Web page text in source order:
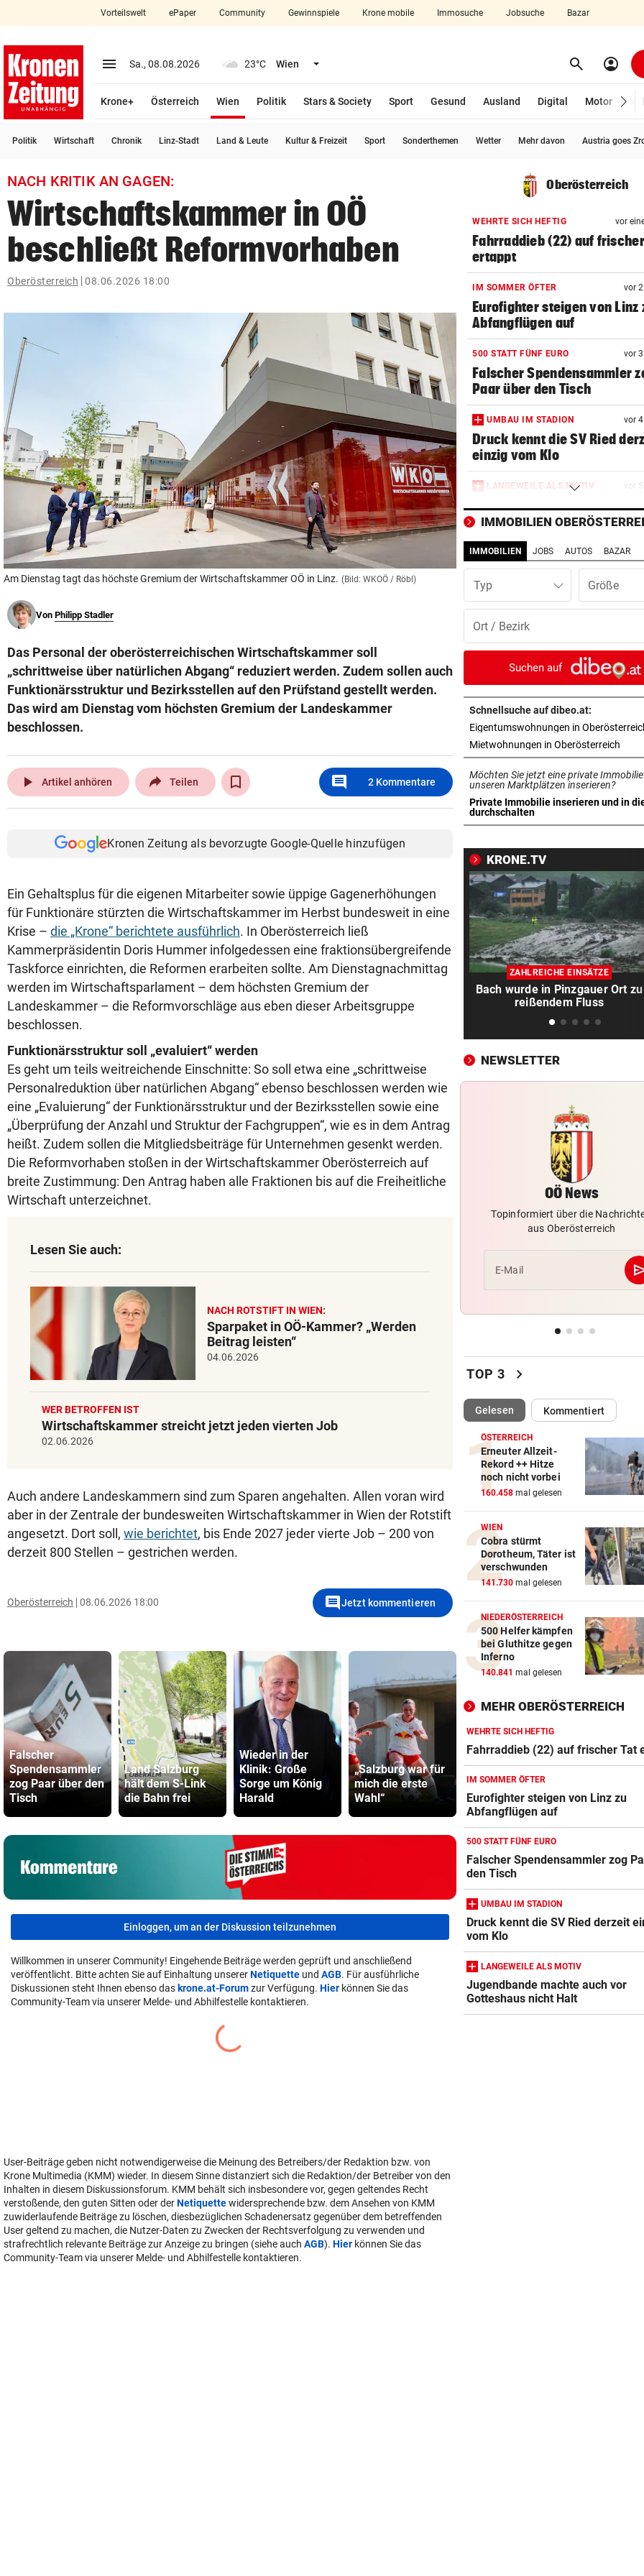
closeSchließen
account_circle Anmelden
arrow_right
bookmark
search
Suchbegriff
eingeben
© Krone Multimedia GmbH & Co KG 2026
Muthgasse 2, 1190 Wien
Vorteilswelt ePaper Community Gewinnspiele Krone mobile Immosuche Jobsuche Bazar
menu Menü aufklappen
Sa., 08.08.2026 23°C Wien Menü aufklappen search Suchen
account_circle
Krone+ Österreich Wien
Politik
Stars & Society Sport Gesund Ausland Digital Motor
Politik Wirtschaft Chronik Linz-Stadt Land & Leute Kultur & Freizeit Sport Sonderthemen Wetter Mehr davon Austria goes
NACH KRITIK AN GAGEN:
Wirtschaftskammer in OÖ
beschließt Reformvorhaben
Oberösterreich 08.06.2026 18:00
Am Dienstag tagt das höchste Gremium der Wirtschaftskammer OÖ in Linz. (Bild: WKOÖ / Röbl)
Von Philipp Stadler
Das Personal der oberösterreichischen Wirtschaftskammer soll
„schrittweise über natürlichen Abgang“ reduziert werden. Zudem sollen auch
Funktionärsstruktur und Bezirksstellen auf den Prüfstand gestellt werden.
Das wird am Dienstag vom höchsten Gremium der Landeskammer
beschlossen.
play_arrow Artikel anhören Teilen comment 2 Kommentare
Kronen Zeitung als bevorzugte Google-Quelle hinzufügen
Ein Gehaltsplus für die eigenen Mitarbeiter sowie üppige Gagenerhöhungen
für Funktionäre stürzten die Wirtschaftskammer im Herbst bundesweit in eine
Krise – die „Krone“ berichtete ausführlich. In Oberösterreich ließ
Kammerpräsidentin Doris Hummer infolgedessen eine fraktionsübergreifende
Taskforce einrichten, die Reformen erarbeiten sollte. Am Dienstagnachmittag
werden im Wirtschaftsparlament – dem höchsten Gremium der
Landeskammer – die Reformvorschläge aus eben dieser Arbeitsgruppe
beschlossen.
Funktionärsstruktur soll „evaluiert“ werden
Es geht um teils weitreichende Einschnitte: So soll etwa eine „schrittweise
Personalreduktion über natürlichen Abgang“ ebenso beschlossen werden wie
eine „Evaluierung“ der Funktionärsstruktur und der Bezirksstellen sowie eine
„Überprüfung der Anzahl und Struktur der Fachgruppen“, wie es in dem Antrag
heißt. Zudem sollen die Mitgliedsbeiträge für Unternehmen gesenkt werden.
Die Reformvorhaben stoßen in der Wirtschaftskammer Oberösterreich auf
breite Zustimmung: Den Antrag haben alle Fraktionen bis auf die Freiheitliche
Wirtschaft unterzeichnet.
Lesen Sie auch:
NACH ROTSTIFT IN WIEN:
Sparpaket in OÖ-Kammer? „Werden
Beitrag leisten“
04.06.2026
WER BETROFFEN IST
Wirtschaftskammer streicht jetzt jeden vierten Job
02.06.2026
Auch andere Landeskammern sind zum Sparen angehalten. Allen voran wird
aber in der Zentrale der bundesweiten Wirtschaftskammer in Wien der Rotstift
angesetzt. Dort soll, wie berichtet, bis Ende 2027 jeder vierte Job – 200 von
derzeit 800 Stellen – gestrichen werden.
Oberösterreich 08.06.2026 18:00 commentJetzt kommentieren
Falscher
Spendensammler
zog Paar über den
Tisch
Land Salzburg
hält dem S-Link
die Bahn frei
Wieder in der
Klinik: Große
Sorge um König
Harald
„Salzburg war für
mich die erste
Wahl“
Verdächtige
Zahlungen an
Infantino-
Mitarbeiterin
Strittiger
recht hat …
Einloggen, um an der Diskussion teilzunehmen
Willkommen in unserer Community! Eingehende Beiträge werden geprüft und anschließend
veröffentlicht. Bitte achten Sie auf Einhaltung unsererNetiquette und AGB. Für ausführliche
Diskussionen steht Ihnen ebenso das krone.at-Forumzur Verfügung. Hier können Sie das
Community-Team via unserer Melde- und Abhilfestelle kontaktieren.
User-Beiträge geben nicht notwendigerweise die Meinung des Betreibers/der Redaktion bzw. von
Krone Multimedia (KMM) wieder. In diesem Sinne distanziert sich die Redaktion/der Betreiber von den
Inhalten in diesem Diskussionsforum. KMM behält sich insbesondere vor, gegen geltendes Recht
verstoßende, den guten Sitten oder derNetiquettewidersprechende bzw. dem Ansehen von KMM
zuwiderlaufende Beiträge zu löschen, diesbezüglichen Schadenersatz gegenüber dem betreffenden
User geltend zu machen, die Nutzer-Daten zu Zwecken der Rechtsverfolgung zu verwenden und
strafrechtlich relevante Beiträge zur Anzeige zu bringen (siehe auch AGB). Hier können Sie das
Community-Team via unserer Melde- und Abhilfestelle kontaktieren.
Oberösterreich
WEHRTE SICH HEFTIG vor
Fahrraddieb (22) auf
ertappt
IM SOMMER ÖFTER vor
Eurofighter steigen von Linz
Abfangflügen auf
500 STATT FÜNF EURO vor
Falscher Spendensammler
Paar über den Tisch
UMBAU IM STADION vor
Druck kennt die SV Ried
einzig vom Klo
LANGEWEILE ALS MOTIV vor
Jugendbande machte auch
Gotteshaus nicht Halt
NEUN GROSSE PREISE vor 6
Gewinnspiel zum Linzer
Fest 2026
vor
Wacker Innsbruck ab
FUSSBALL-FANS FEIERN vor
Hochgefühle dank Comeback
eines Kult-Sponsors
SCHLÜSSEL IM PKW vor 15
Dreijähriger Bub wurde aus
heißem Auto gerettet
ZANK WÄHREND FERIEN
die Fetzen fliegen
JUGENDLICHE ALS OPFER vor 19
Penisbilder verschickt: So
reagierten die Vereine
ABER KEIN MORDVERSUCH vor
Messerstecher muss für
Jahre ins Gefängnis
ERHÖHTE WERTE: vor
geschlossen werden
OBERÖSTERREICH
„Wer will mich?“: Diese Tiere
haben kein Zuhause
FEUERWEHR-AUSSTATTER vor
Waldbrände „befeuern“ das
Geschäft von Rosenbauer
vor
jetzt verschärft
nicht mehr“
IM STRÖMENDEN REGEN
Herrl und Hund flogen mit
über Leitschiene
FAZIT NACH EINEM MONAT vor
Bäcker zu Steuersenkung:
Kunden ist das egal“
IMMOBILIEN
IMMOBILIEN JOBS AUTOS BAZAR
Typ
Suchen auf
Schnellsuche auf dibeo.at:
Eigentumswohnungen in
Mietwohnungen in Oberösterreich
Möchten Sie jetzt eine private
unseren Marktplätzen inserieren?
Private Immobilie inserieren und in
durchschalten
in neuem Tab öffnen
KRONE.TV
ZAHLREICHE EINSÄTZE
Bach wurde in Pinzgauer Ort zu
reißendem Fluss
NEWSLETTER
OÖ News
Topinformiert über die
aus Oberösterreich
E-Mail
TOP 3 chevron_right
Gelesen(ausgewählt)Kommentiert
ÖSTERREICH
Erneuter Allzeit-
Rekord ++ Hitze
noch nicht vorbei
160.458 mal gelesen
WIEN
Cobra stürmt
Dorotheum, Täter ist
verschwunden
141.730 mal gelesen
NIEDERÖSTERREICH
500 Helfer kämpfen
bei Gluthitze gegen
Inferno
140.841 mal gelesen
MEHR OBERÖSTERREICH
WEHRTE SICH HEFTIG
Fahrraddieb (22) auf frischer Tat
IM SOMMER ÖFTER
Eurofighter steigen von Linz zu
Abfangflügen auf
500 STATT FÜNF EURO
Falscher Spendensammler zog
den Tisch
UMBAU IM STADION
Druck kennt die SV Ried derzeit
vom Klo
LANGEWEILE ALS MOTIV
Jugendbande machte auch vor
Gotteshaus nicht Halt